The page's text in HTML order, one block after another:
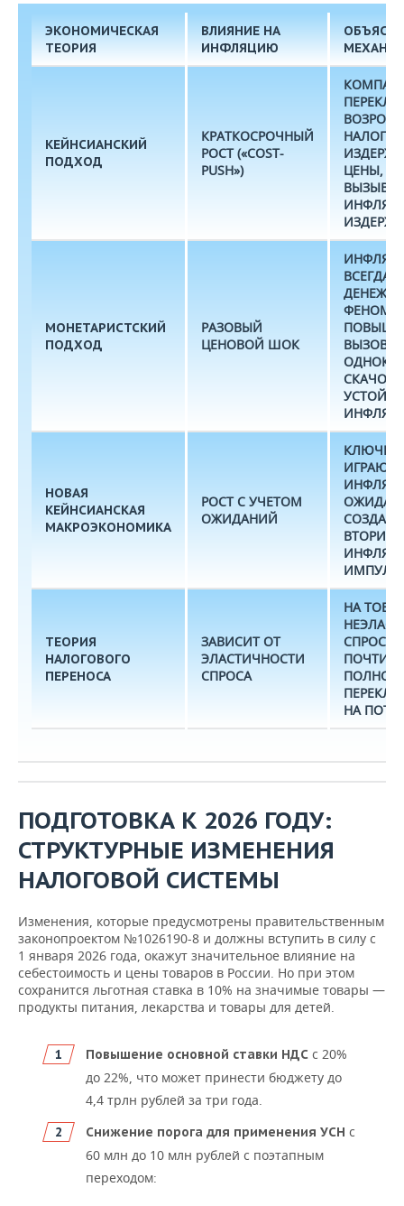
ЭКОНОМИЧЕСКАЯ
ТЕОРИЯ
ВЛИЯНИЕ НА
ИНФЛЯЦИЮ
КЕЙНСИАНСКИЙ
ПОДХОД
КРАТКОСРОЧНЫЙ
РОСТ («COST-
PUSH»)
ЦЕНЫ,
МОНЕТАРИСТСКИЙ
ПОДХОД
РАЗОВЫЙ
ЦЕНОВОЙ ШОК
ВСЕГДА
ВЫЗОВЕТ
СКАЧОК
НОВАЯ
КЕЙНСИАНСКАЯ
МАКРОЭКОНОМИКА
РОСТ С УЧЕТОМ
ОЖИДАНИЙ
ИГРАЮТ
ТЕОРИЯ
НАЛОГОВОГО
ПЕРЕНОСА
ЗАВИСИТ ОТ
ЭЛАСТИЧНОСТИ
СПРОСА
НА
ПОЧТИ
НА
ПОДГОТОВКА К 2026 ГОДУ:
СТРУКТУРНЫЕ ИЗМЕНЕНИЯ
НАЛОГОВОЙ СИСТЕМЫ
Изменения, которые предусмотрены правительственным
законопроектом №1026190-8 и должны вступить в силу с
1 января 2026 года, окажут значительное влияние на
себестоимость и цены товаров в России. Но при этом
сохранится льготная ставка в 10% на значимые товары —
продукты питания, лекарства и товары для детей.
Повышение основной ставки НДС с 20%
до 22%, что может принести бюджету до
4,4 трлн рублей за три года.
Снижение порога для применения УСН с
60 млн до 10 млн рублей с поэтапным
переходом: